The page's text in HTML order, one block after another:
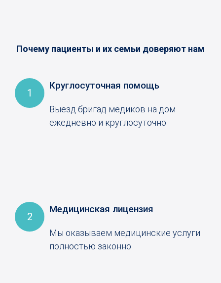
Почему пациенты и их семьи доверяют нам
1
Круглосуточная помощь
Выезд бригад медиков на дом
ежедневно и круглосуточно
2
Медицинская лицензия
Мы оказываем медицинские услуги
полностью законно